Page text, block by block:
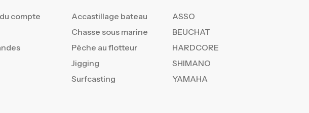
compte
Accastillage bateau
Chasse sous marine
Pèche au flotteur
Jigging
Surfcasting
ASSO
BEUCHAT
HARDCORE
SHIMANO
YAMAHA